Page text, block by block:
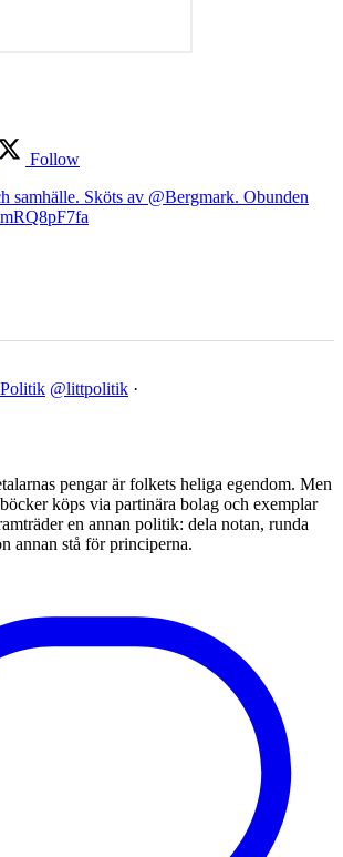
Follow
samhälle. Sköts av @Bergmark. Obunden
@littpolitik ·
pengar är folkets heliga egendom. Men
köps via partinära bolag och exemplar
en annan politik: dela notan, runda
annan stå för principerna.